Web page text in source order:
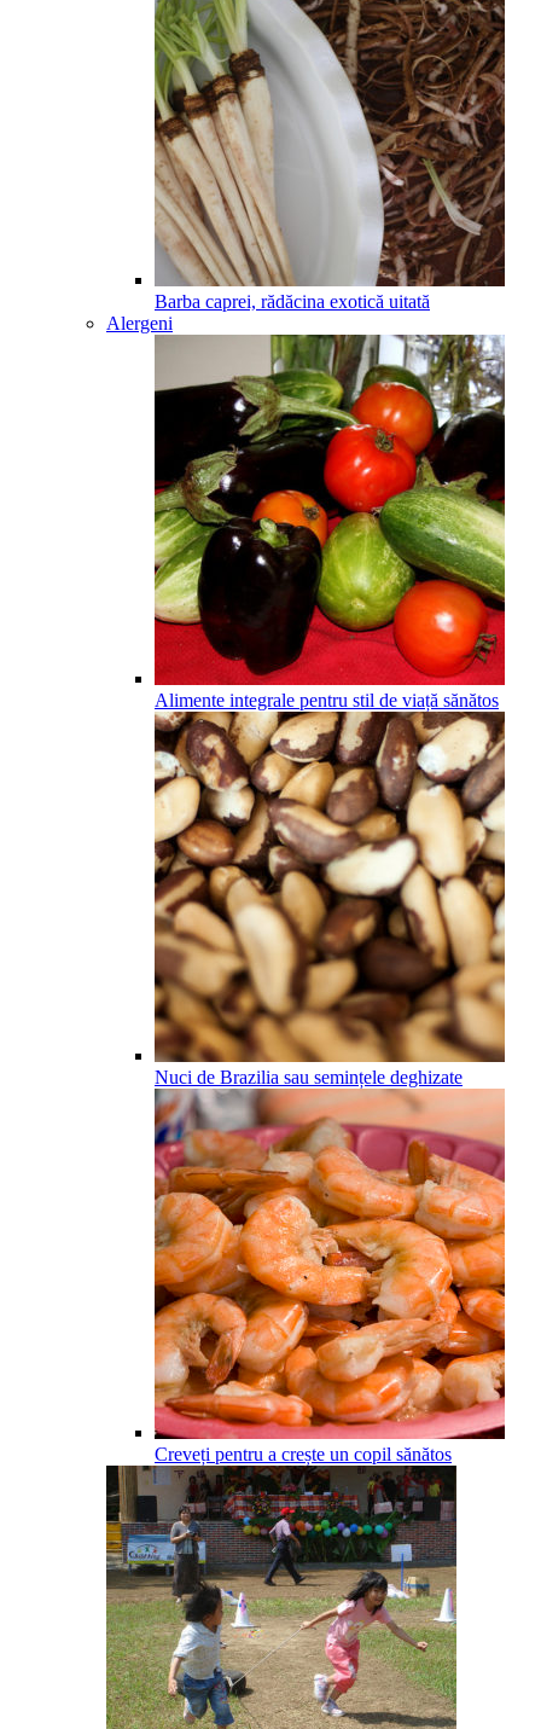
Barba caprei, rădăcina exotică uitată
Alergeni
Alimente integrale pentru stil de viață sănătos
Nuci de Brazilia sau semințele deghizate
Creveți pentru a crește un copil sănătos